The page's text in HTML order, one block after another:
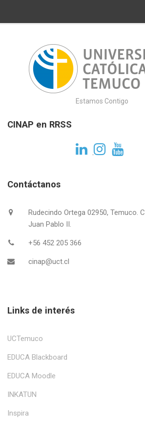
Estamos Contigo
CINAP en RRSS
Contáctanos
Rudecindo Ortega 02950, Temuco.
Juan Pablo II.
+56 452 205 366
cinap@uct.cl
Links de interés
UCTemuco
EDUCA Blackboard
EDUCA Moodle
INKATUN
Inspira